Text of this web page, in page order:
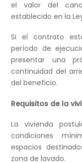
el valor del
establecido en la
Si el contrato
período de
presentar una
continuidad del
del beneficio.
Requisitos de la
La vivienda
condiciones
espacios
zona de lavado.